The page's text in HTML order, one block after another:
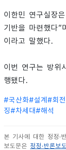
이한민 연구실장
기반을 마련했다
이라고 말했다.
이번 연구는 방위
행됐다.
#국산화#설계 #회전
징#차세대#해석
본 기사에 대한 정정·
보도문은 정정·반론보